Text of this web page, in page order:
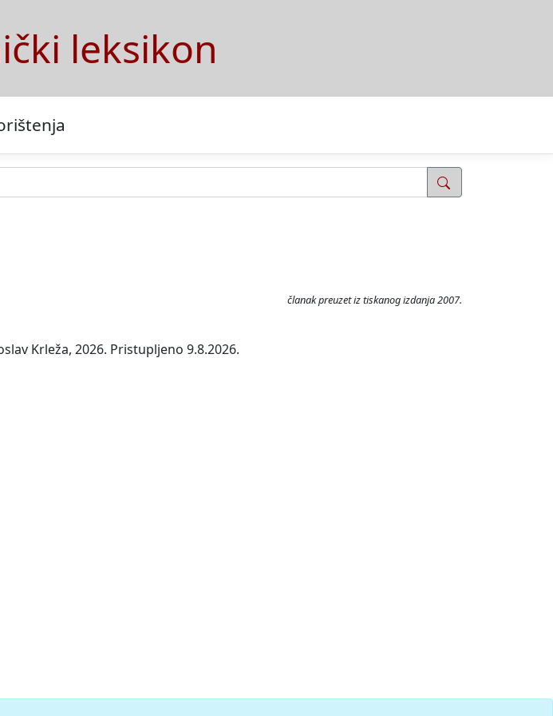
leksikon
članak preuzet iz tiskanog izdanja 2007.
Krleža, 2026. Pristupljeno 9.8.2026.